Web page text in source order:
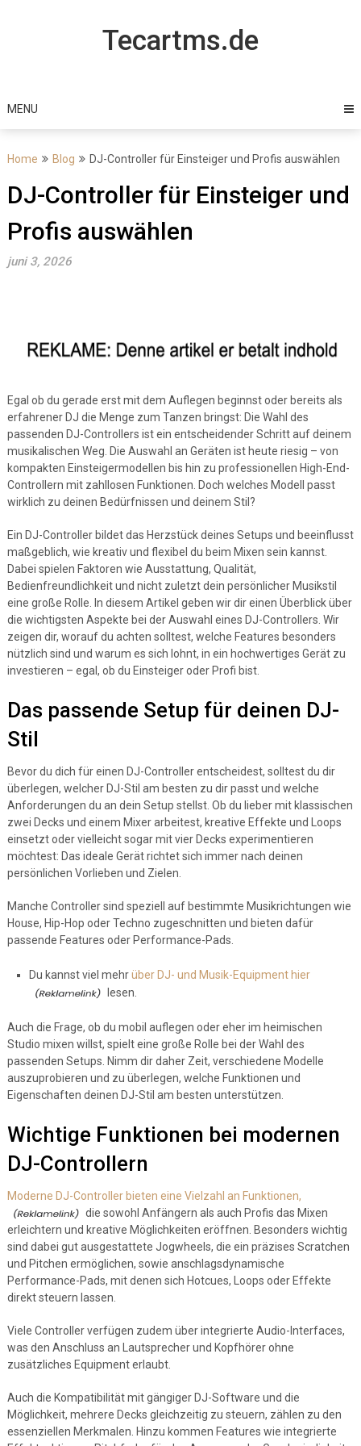
Tecartms.de
MENU
Home Blog DJ-Controller für Einsteiger und Profis auswählen
DJ-Controller für Einsteiger und
Profis auswählen
juni 3, 2026
Egal ob du gerade erst mit dem Auflegen beginnst oder bereits als
erfahrener DJ die Menge zum Tanzen bringst: Die Wahl des
passenden DJ-Controllers ist ein entscheidender Schritt auf deinem
musikalischen Weg. Die Auswahl an Geräten ist heute riesig – von
kompakten Einsteigermodellen bis hin zu professionellen High-End-
Controllern mit zahllosen Funktionen. Doch welches Modell passt
wirklich zu deinen Bedürfnissen und deinem Stil?
Ein DJ-Controller bildet das Herzstück deines Setups und beeinflusst
maßgeblich, wie kreativ und flexibel du beim Mixen sein kannst.
Dabei spielen Faktoren wie Ausstattung, Qualität,
Bedienfreundlichkeit und nicht zuletzt dein persönlicher Musikstil
eine große Rolle. In diesem Artikel geben wir dir einen Überblick über
die wichtigsten Aspekte bei der Auswahl eines DJ-Controllers. Wir
zeigen dir, worauf du achten solltest, welche Features besonders
nützlich sind und warum es sich lohnt, in ein hochwertiges Gerät zu
investieren – egal, ob du Einsteiger oder Profi bist.
Das passende Setup für deinen DJ-
Stil
Bevor du dich für einen DJ-Controller entscheidest, solltest du dir
überlegen, welcher DJ-Stil am besten zu dir passt und welche
Anforderungen du an dein Setup stellst. Ob du lieber mit klassischen
zwei Decks und einem Mixer arbeitest, kreative Effekte und Loops
einsetzt oder vielleicht sogar mit vier Decks experimentieren
möchtest: Das ideale Gerät richtet sich immer nach deinen
persönlichen Vorlieben und Zielen.
Manche Controller sind speziell auf bestimmte Musikrichtungen wie
House, Hip-Hop oder Techno zugeschnitten und bieten dafür
passende Features oder Performance-Pads.
Du kannst viel mehrüber DJ- und Musik-Equipment hier
lesen.
Auch die Frage, ob du mobil auflegen oder eher im heimischen
Studio mixen willst, spielt eine große Rolle bei der Wahl des
passenden Setups. Nimm dir daher Zeit, verschiedene Modelle
auszuprobieren und zu überlegen, welche Funktionen und
Eigenschaften deinen DJ-Stil am besten unterstützen.
Wichtige Funktionen bei modernen
DJ-Controllern
Moderne DJ-Controller bieten eine Vielzahl an Funktionen,
die sowohl Anfängern als auch Profis das Mixen
erleichtern und kreative Möglichkeiten eröffnen. Besonders wichtig
sind dabei gut ausgestattete Jogwheels, die ein präzises Scratchen
und Pitchen ermöglichen, sowie anschlagsdynamische
Performance-Pads, mit denen sich Hotcues, Loops oder Effekte
direkt steuern lassen.
Viele Controller verfügen zudem über integrierte Audio-Interfaces,
was den Anschluss an Lautsprecher und Kopfhörer ohne
zusätzliches Equipment erlaubt.
Auch die Kompatibilität mit gängiger DJ-Software und die
Möglichkeit, mehrere Decks gleichzeitig zu steuern, zählen zu den
essenziellen Merkmalen. Hinzu kommen Features wie integrierte